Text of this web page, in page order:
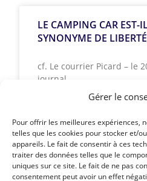
Gérer le
Pour offrir les meilleures expériences,
telles que les cookies pour stocker et/
appareils. Le fait de consentir à ces
traiter des données telles que le
uniques sur ce site. Le fait de ne pas
consentement peut avoir un effet
LE CAMPING CAR EST-
SYNONYME DE
cf. Le courrier Picard – le
journal
Article précédent